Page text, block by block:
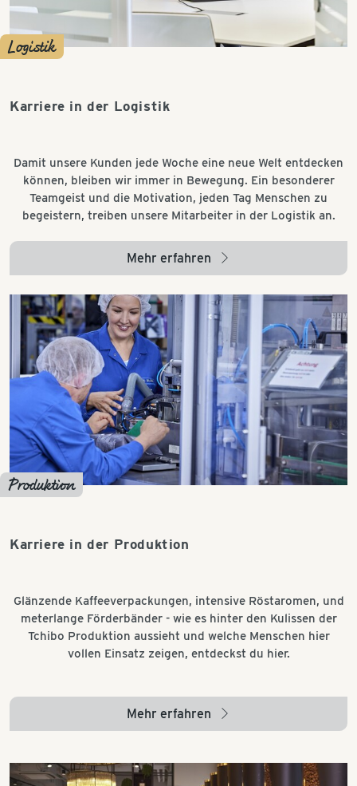
Logistik
Karriere in der Logistik
Damit unsere Kunden jede Woche eine neue Welt entdecken
können, bleiben wir immer in Bewegung. Ein besonderer
Teamgeist und die Motivation, jeden Tag Menschen zu
begeistern, treiben unsere Mitarbeiter in der Logistik an.
Mehr erfahren arrow_right
Produktion
Karriere in der Produktion
Glänzende Kaffeeverpackungen, intensive Röstaromen, und
meterlange Förderbänder - wie es hinter den Kulissen der
Tchibo Produktion aussieht und welche Menschen hier
vollen Einsatz zeigen, entdeckst du hier.
Mehr erfahren arrow_right